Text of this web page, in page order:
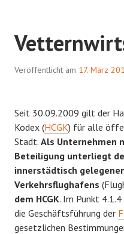
Veröffentlicht am 17. März
Seit 30.09.2009 gilt der
Kodex (HCGK) für alle
Stadt. Als Unternehmen
Beteiligung unterliegt
innerstädtisch
Verkehrsflughafens
dem HCGK. Im Punkt
die Geschäftsführung der
gesetzlichen